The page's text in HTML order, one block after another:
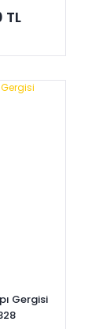
TL
Gergisi